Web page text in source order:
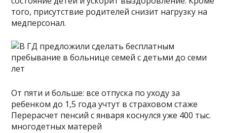
того, присутствие родителей снизит нагрузку на
медперсонал.
От пяти и больше: все отпуска по уходу за
ребенком до 1,5 года учтут в страховом стаже
Перерасчет пенсий с января коснулся уже 400 тыс.
многодетных матерей